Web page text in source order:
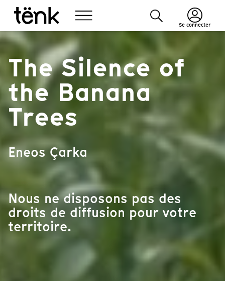
Se connecter
The Silence of
the Banana
Trees
Eneos Çarka
Nous ne disposons pas des
droits de diffusion pour votre
territoire.